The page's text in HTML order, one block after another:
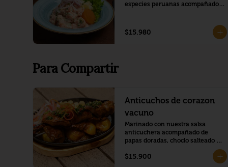
especies peruanas acompañado
$15.980
Para Compartir
Anticuchos de corazon
vacuno
Marinado con nuestra salsa
anticuchera acompañado de
papas doradas, choclo salteado y
$15.900